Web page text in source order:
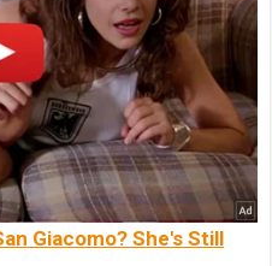
Giacomo? She's Still